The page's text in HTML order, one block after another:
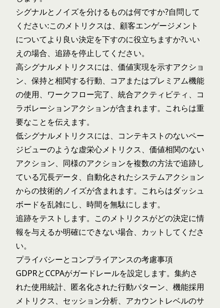
シグナルとノイズを分けるものは何ですか?自問して
ください:このメトリクスは、顧客エンゲージメント
についてより良い決定を下すのに役立ちますか?いい
えの場合、追跡を停止してください。
高シグナルメトリクスには、価値実現を示すアクショ
ン、保持と相関する行動、コアまたはプレミアム機能
の使用、ワークフロー完了、統合アクティビティ、コ
ラボレーションアクションが含まれます。これらは重
要なことを伝えます。
低シグナルメトリクスには、コンテキストのないペー
ジビューのような虚栄心メトリクス、価値相関のない
アクション、同様のアクションを複数の方法で追跡し
ている冗長データ、自動化されたシステムアクション
からの技術的ノイズが含まれます。これらはダッシュ
ボードを乱雑にし、時間を無駄にします。
追跡をテストします。このメトリクスがどの決定に情
報を与えるか明確にできない場合、カットしてくださ
い。
プライバシーとコンプライアンスの考慮事項
GDPRとCCPAがガードレールを設定します。集約さ
れた使用統計、匿名化された行動パターン、機能採用
メトリクス、セッション分析、アカウントレベルのサ